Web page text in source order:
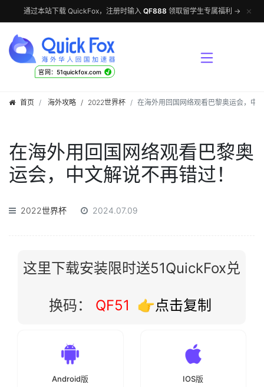
通过本站下载 QuickFox，注册时输入 QF888 领取留学生专属福利 → ✕
官网：51quickfox.com √
首页 海外攻略 / 2022世界杯 在海外用回国网络观看巴黎奥运会，中
在海外用回国网络观看巴黎奥
运会，中文解说不再错过！
2022世界杯 2024.07.09
这里下载安装限时送51QuickFox兑
换码： QF51 👉点击复制
Android版 IOS版